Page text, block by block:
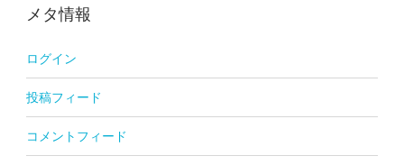
メタ情報
ログイン
投稿フィード
コメントフィード